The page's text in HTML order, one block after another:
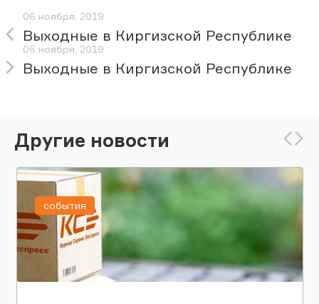
06 ноября, 2019
Выходные в Киргизской Республике
06 ноября, 2019
Выходные в Киргизской Республике
Другие новости
события